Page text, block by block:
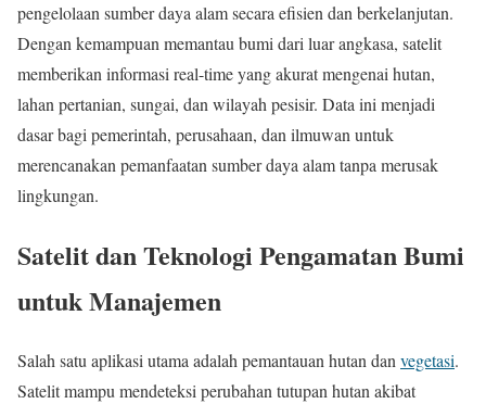
pengelolaan sumber daya alam secara efisien dan berkelanjutan.
Dengan kemampuan memantau bumi dari luar angkasa, satelit
memberikan informasi real-time yang akurat mengenai hutan,
lahan pertanian, sungai, dan wilayah pesisir. Data ini menjadi
dasar bagi pemerintah, perusahaan, dan ilmuwan untuk
merencanakan pemanfaatan sumber daya alam tanpa merusak
lingkungan.
Satelit dan Teknologi Pengamatan Bumi
untuk Manajemen
Salah satu aplikasi utama adalah pemantauan hutan danvegetasi.
Satelit mampu mendeteksi perubahan tutupan hutan akibat